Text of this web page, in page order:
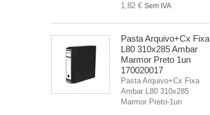
1,82 € Sem IVA
Pasta Arquivo+Cx Fixa
L80 310x285 Ambar
Marmor Preto 1un
170020017
Pasta Arquivo+Cx Fixa
Ambar L80 310x285
Marmor Preto-1un